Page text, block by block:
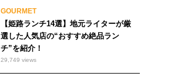
GOURMET
【姫路ランチ14選】地元ライターが厳
選した人気店の“おすすめ絶品ラン
チ”を紹介！
29,749 views